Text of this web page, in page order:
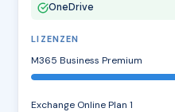
OneDrive
LIZENZEN
M365 Business Premium
Exchange Online Plan 1